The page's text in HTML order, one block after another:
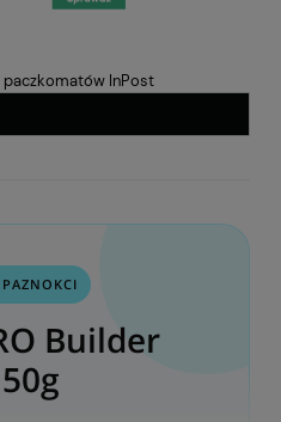
paczkomatów InPost
PAZNOKCI
Builder